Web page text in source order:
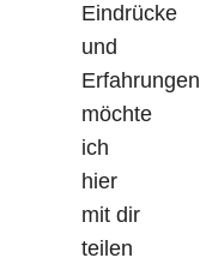
Eindrücke
und
Erfahrungen
möchte
ich
hier
mit dir
teilen